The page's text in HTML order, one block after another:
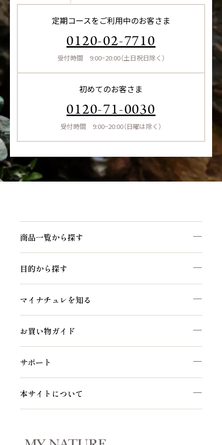
定期コースをご利用中のお客さま
0120-02-7710
受付時間 9:00~20:00（土日祝日除く）
初めてのお客さま
0120-71-0030
受付時間 9:00~20:00（日曜は除く）
商品一覧から探す
目的から探す
マイナチュレを知る
お買い物ガイド
サポート
本サイトについて